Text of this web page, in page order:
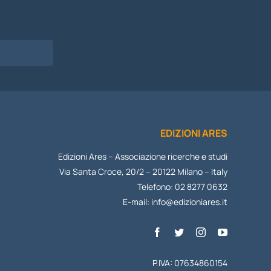
EDIZIONI ARES
Edizioni Ares – Associazione ricerche e studi
Via Santa Croce, 20/2 – 20122 Milano – Italy
Telefono: 02 8277 0632
E-mail: info@edizioniares.it
P.IVA: 07634860154